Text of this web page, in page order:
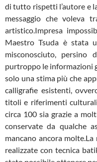
di tutto rispetti l’autore e
messaggio che voleva
artistico.Impresa
Maestro Tsuda è stata
misconosciuto,
purtroppo le informazioni
solo una stima più che
calligrafie esistenti,
titoli e riferimenti
circa 100 sia grazie a
conservate da qualche
mancano ancora
realizzate con tecnica